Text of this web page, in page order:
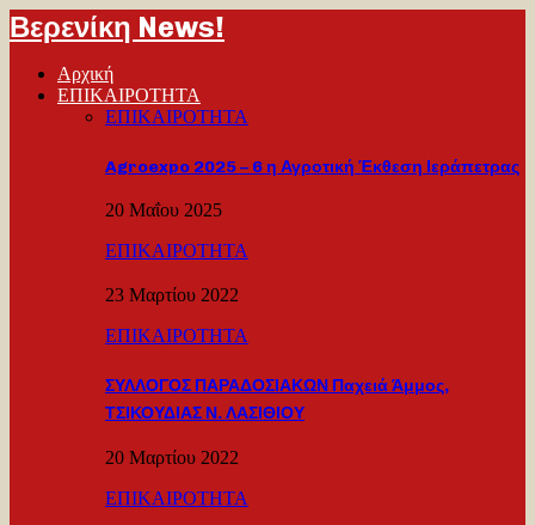
Βερενίκη News!
Αρχική
ΕΠΙΚΑΙΡΟΤΗΤΑ
ΕΠΙΚΑΙΡΟΤΗΤΑ
Agroexpo 2025 – 6 η Αγροτική Έκθεση Ιεράπετρας
20 Μαΐου 2025
ΕΠΙΚΑΙΡΟΤΗΤΑ
23 Μαρτίου 2022
ΕΠΙΚΑΙΡΟΤΗΤΑ
ΣΥΛΛΟΓΟΣ ΠΑΡΑΔΟΣΙΑΚΩΝ Παχειά Άμμος,
ΤΣΙΚΟΥΔΙΑΣ Ν. ΛΑΣΙΘΙΟΥ
20 Μαρτίου 2022
ΕΠΙΚΑΙΡΟΤΗΤΑ